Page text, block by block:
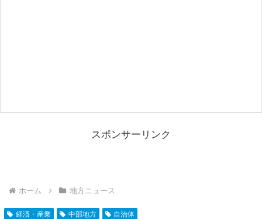
スポンサーリンク
ホーム 地方ニュース
経済・産業 中部地方 自治体